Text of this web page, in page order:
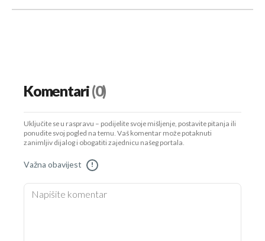
Komentari(0)
Uključite se u raspravu – podijelite svoje mišljenje, postavite pitanja ili
ponudite svoj pogled na temu. Vaš komentar može potaknuti
zanimljiv dijalog i obogatiti zajednicu našeg portala.
Važna obavijest !